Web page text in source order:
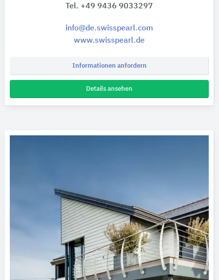
Tel. +49 9436 9033297
info@de.swisspearl.com
www.swisspearl.de
Informationen anfordern
Details ansehen